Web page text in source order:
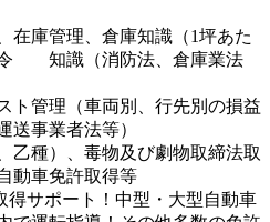
在庫管理、倉庫知識（1坪あた
令 知識（消防法、倉庫業法
ト管理（車両別、行先別の損益
送事業者法等）
乙種）、毒物及び劇物取締法取
動車免許取得等
得サポート！中型・大型自動車